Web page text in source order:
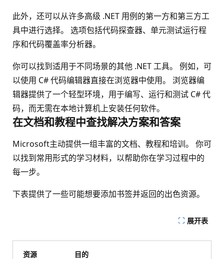
此外，还可以从许多高级 .NET 用例的第一方和第三方工
具中进行选择。 选项包括代码探查器、单元测试运行程
序和代码覆盖率分析器。
你可以找到适用于不同场景的其他 .NET 工具。 例如，可
以使用 C# 代码编辑器直接在浏览器中使用。 浏览器编
辑器提供了一个轻型环境，用于编写、运行和测试 C# 代
码，而无需在本地计算机上安装任何软件。
在文档和教程中查找解决方案和答案
Microsoft主动提供一组丰富的文档、教程和培训。 你可
以找到常用形式的学习材料，以帮助你在学习过程中的
每一步。
下表提供了一些可能想要添加书签并返回的出色资源。
展开表
资源 目的